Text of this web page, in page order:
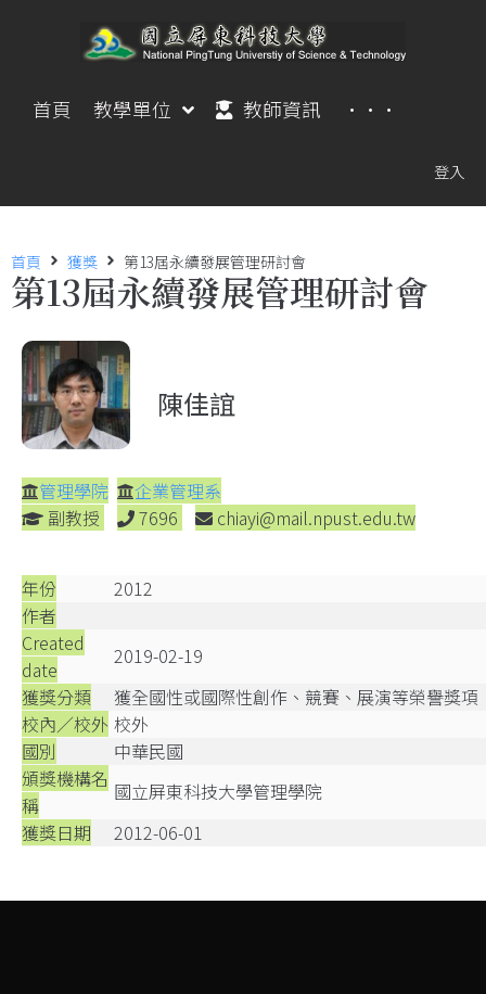
首頁 教學單位 教師資訊 ···
登入
首頁 獲獎 第13屆永續發展管理研討會
第13屆永續發展管理研討會
陳佳誼
管理學院
企業管理系
副教授
7696 chiayi@mail.npust.edu.tw
年份
2012
作者
Created
date
2019-02-19
獲獎分類
獲全國性或國際性創作、競賽、展演等榮譽獎項
校內／校外 校外
國別
中華民國
頒獎機構名
稱
國立屏東科技大學管理學院
獲獎日期
2012-06-01